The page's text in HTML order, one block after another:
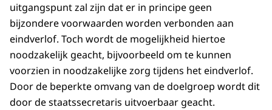
uitgangspunt zal zijn dat er in principe geen
bijzondere voorwaarden worden verbonden aan
eindverlof. Toch wordt de mogelijkheid hiertoe
noodzakelijk geacht, bijvoorbeeld om te kunnen
voorzien in noodzakelijke zorg tijdens het eindverlof.
Door de beperkte omvang van de doelgroep wordt dit
door de staatssecretaris uitvoerbaar geacht.